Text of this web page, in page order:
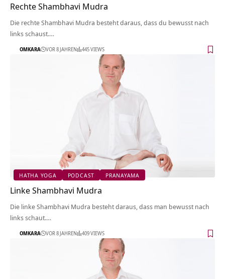
Rechte Shambhavi Mudra
Die rechte Shambhavi Mudra besteht daraus, dass du bewusst nach
links schaust.…
OMKARA VOR 8 JAHREN 445 VIEWS
HATHA YOGA PODCAST PRANAYAMA
Linke Shambhavi Mudra
Die linke Shambhavi Mudra besteht daraus, dass man bewusst nach
links schaut.…
OMKARA VOR 8 JAHREN 409 VIEWS